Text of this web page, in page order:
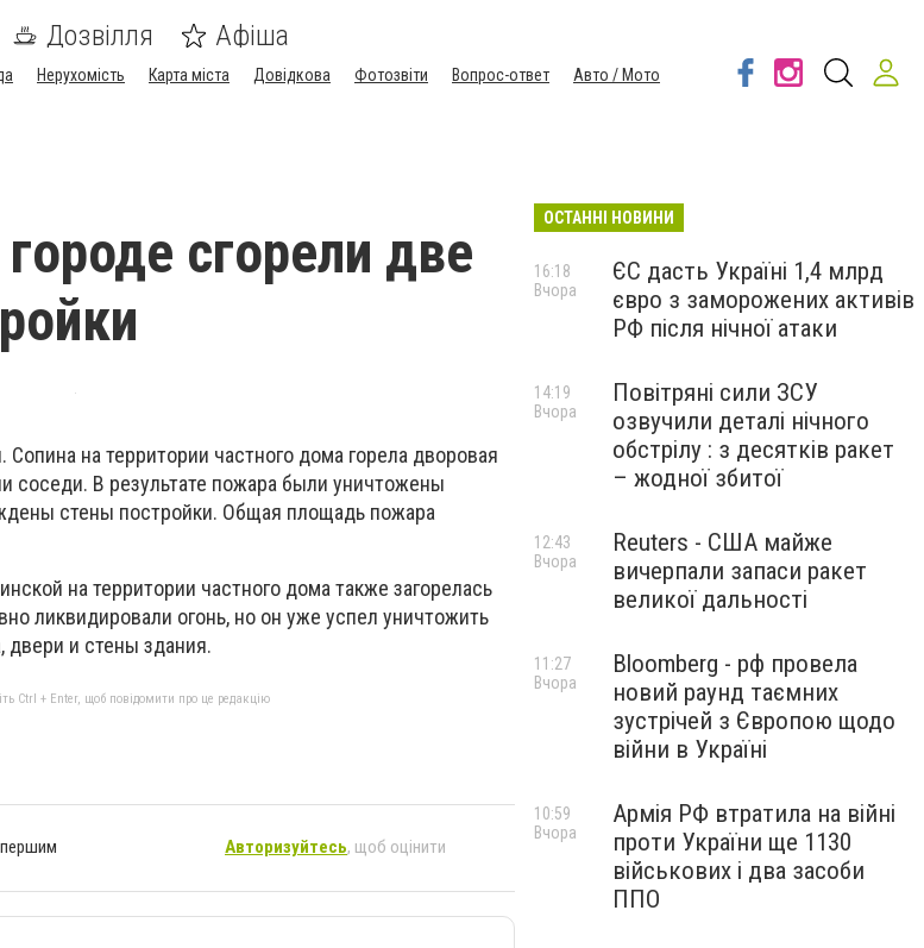
Дозвілля Афіша
Нерухомість Карта міста Довідкова Фотозвіти Вопрос-ответ
Авто / Мото
сгорели две
на территории частного дома горела дворовая
соседи. В результате пожара были уничтожены
стены постройки. Общая площадь пожара
на территории частного дома также загорелась
ликвидировали огонь, но он уже успел уничтожить
и стены здания.
Ctrl + Enter, щоб повідомити про це редакцію
першим Авторизуйтесь, щоб оцінити
ОСТАННІ НОВИНИ
ЄС дасть Україні 1,4 млрд
євро з заморожених активів
РФ після нічної атаки
16:18
Вчора
Повітряні сили ЗСУ
озвучили деталі нічного
обстрілу : з десятків ракет
– жодної збитої
14:19
Вчора
Reuters - США майже
вичерпали запаси ракет
великої дальності
12:43
Вчора
Bloomberg - рф провела
новий раунд таємних
зустрічей з Європою щодо
війни в Україні
11:27
Вчора
Армія РФ втратила на війні
проти України ще 1130
військових і два засоби
ППО
10:59
Вчора